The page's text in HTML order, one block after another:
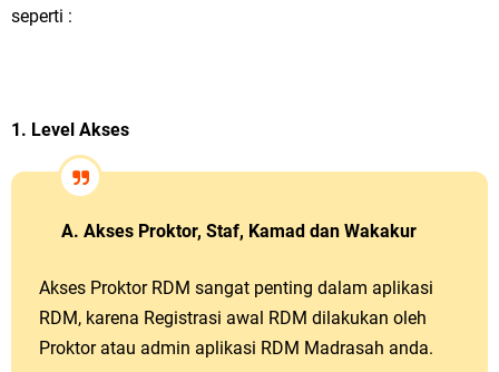
seperti :
1. Level Akses
A. Akses Proktor, Staf, Kamad dan Wakakur
Akses Proktor RDM sangat penting dalam aplikasi
RDM, karena Registrasi awal RDM dilakukan oleh
Proktor atau admin aplikasi RDM Madrasah anda.